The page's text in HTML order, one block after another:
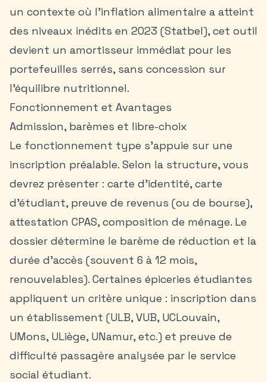
un contexte où l’inflation alimentaire a atteint
des niveaux inédits en 2023 (Statbel), cet outil
devient un amortisseur immédiat pour les
portefeuilles serrés, sans concession sur
l’équilibre nutritionnel.
Fonctionnement et Avantages
Admission, barèmes et libre-choix
Le fonctionnement type s’appuie sur une
inscription préalable. Selon la structure, vous
devrez présenter : carte d’identité, carte
d’étudiant, preuve de revenus (ou de bourse),
attestation CPAS, composition de ménage. Le
dossier détermine le barème de réduction et la
durée d’accès (souvent 6 à 12 mois,
renouvelables). Certaines épiceries étudiantes
appliquent un critère unique : inscription dans
un établissement (ULB, VUB, UCLouvain,
UMons, ULiège, UNamur, etc.) et preuve de
difficulté passagère analysée par le service
social étudiant.